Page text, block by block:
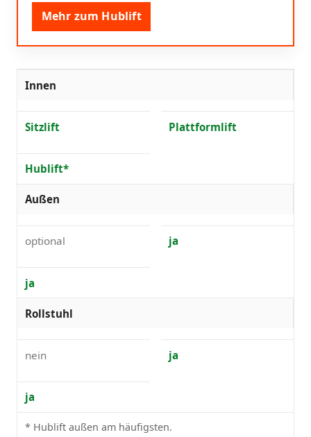
Mehr zum Hublift
Innen
Sitzlift Plattformlift
Hublift*
Außen
optional ja
ja
Rollstuhl
nein ja
ja
* Hublift außen am häufigsten.